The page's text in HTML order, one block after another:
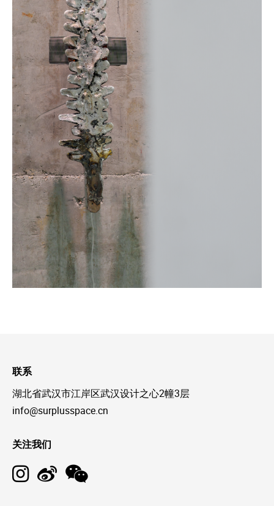
联系
湖北省武汉市江岸区武汉设计之心2幢3层
info@surplusspace.cn
关注我们